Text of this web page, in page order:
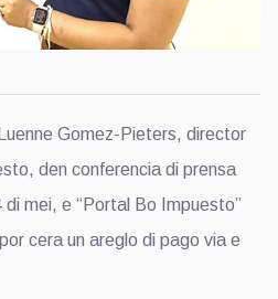
Gomez-Pieters, director
den conferencia di prensa
mei, e “Portal Bo Impuesto”
cera un areglo di pago via e